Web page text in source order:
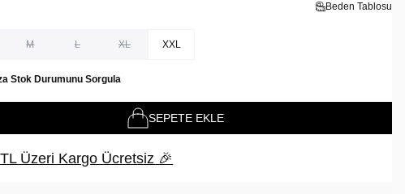
Beden Tablosu
M L XL XXL
Stok Durumunu Sorgula
SEPETE EKLE
Üzeri Kargo Ücretsiz 🎉